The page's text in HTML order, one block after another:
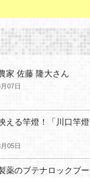
家 佐藤 隆大さん
07日
える竿燈！「川口竿燈
05日
薬のブテナロックブー